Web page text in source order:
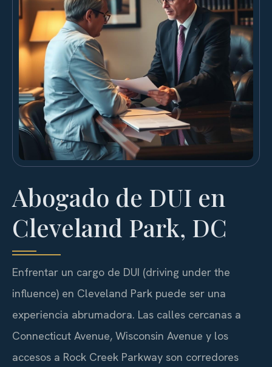
Abogado de DUI en
Cleveland Park, DC
Enfrentar un cargo de DUI (driving under the
influence) en Cleveland Park puede ser una
experiencia abrumadora. Las calles cercanas a
Connecticut Avenue, Wisconsin Avenue y los
accesos a Rock Creek Parkway son corredores